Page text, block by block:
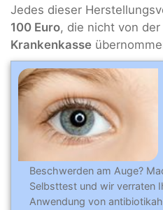
Jedes dieser
100 Euro, die nicht von der
Krankenkasse
Beschwerden am Auge?
Selbsttest und wir verraten
Anwendung von